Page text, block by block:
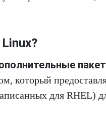
который
для RHEL)